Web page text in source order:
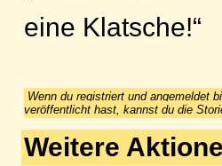
eine Klatsche!“
Wenn du registriert und angemeldet
veröffentlicht hast, kannst du die
Weitere